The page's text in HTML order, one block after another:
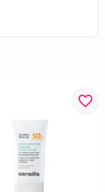
favorite_border